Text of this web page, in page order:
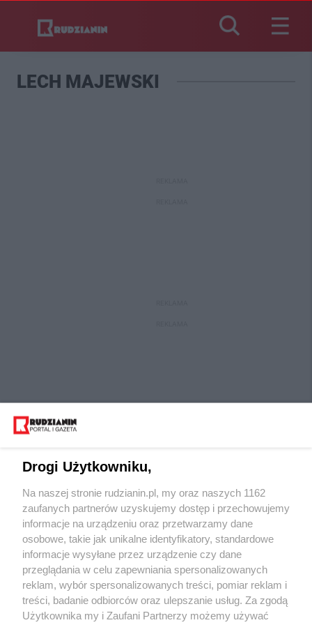
LECH MAJEWSKI
Wydawca mediów lokalnych
Nie zapomnij
zapoznać się z:
polityką prywatności regulamin korzystania z portali
Twojemiasto Skontaktuj sięz nami
Drogi Użytkowniku,
Na naszej stronie rudzianin.pl, my oraz naszych 1162
zaufanych partnerów uzyskujemy dostęp i przechowujemy
informacje na urządzeniu oraz przetwarzamy dane
osobowe, takie jak unikalne identyfikatory, standardowe
informacje wysyłane przez urządzenie czy dane
przeglądania w celu zapewniania spersonalizowanych
reklam, wybór spersonalizowanych treści, pomiar reklam i
treści, badanie odbiorców oraz ulepszanie usług. Za zgodą
Użytkownika my i Zaufani Partnerzy możemy używać